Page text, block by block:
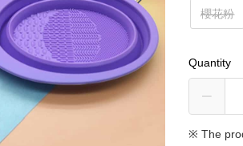
櫻花粉
Quantity
※ The